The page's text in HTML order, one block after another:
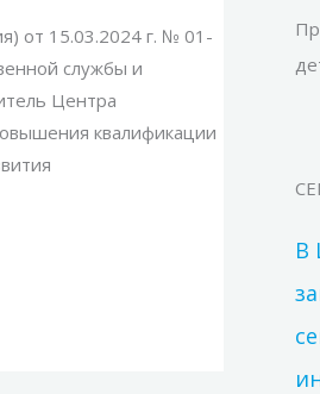
от 15.03.2024 г. № 01-
службы и
Центра
квалификации
В